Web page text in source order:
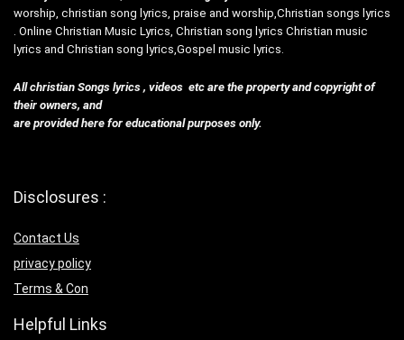
worship, christian song lyrics, praise and worship,Christian songs lyrics
. Online Christian Music Lyrics, Christian song lyrics Christian music
lyrics and Christian song lyrics,Gospel music lyrics.
All christian Songs lyrics , videos etc are the property and copyright of
their owners, and
are provided here for educational purposes only.
Disclosures :
Contact Us
privacy policy
Terms & Con
Helpful Links